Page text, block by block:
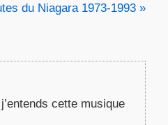
du Niagara 1973-1993 »
cette musique